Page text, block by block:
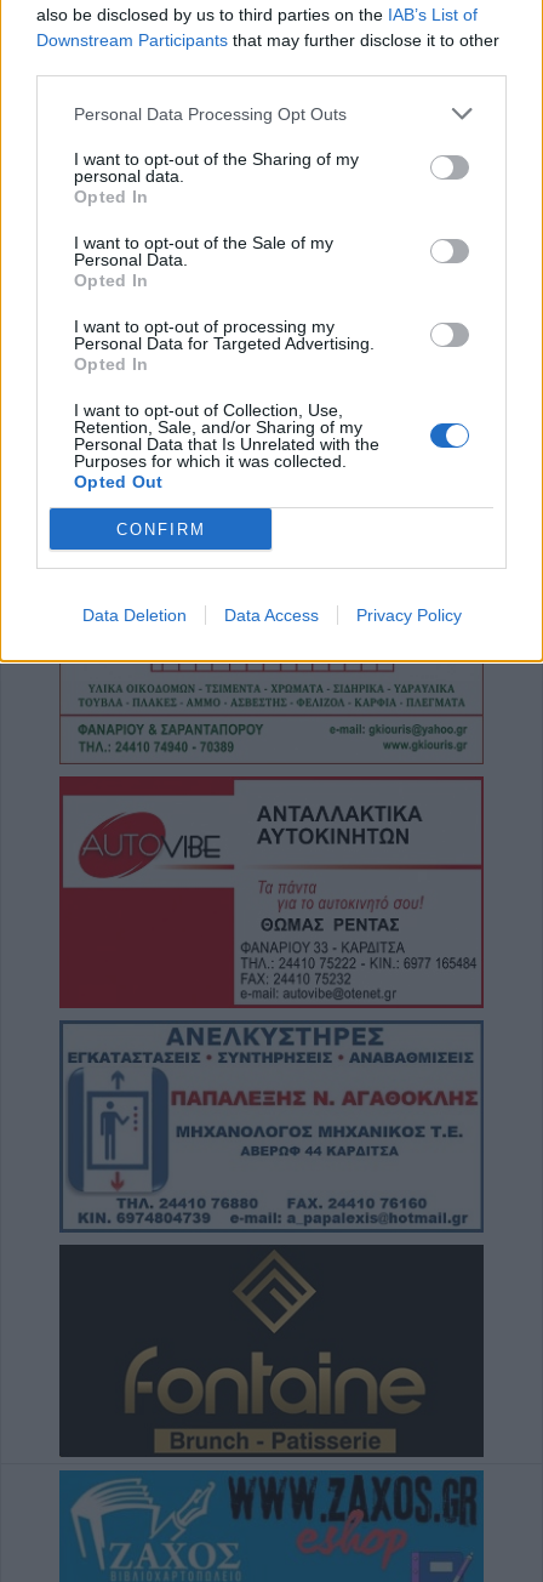
also be disclosed by us to third parties on the IAB’s List of
Downstream Participants that may further disclose it to other
Personal Data Processing Opt Outs
I want to opt-out of the Sharing of my
personal data.
Opted In
I want to opt-out of the Sale of my
Personal Data.
Opted In
I want to opt-out of processing my
Personal Data for Targeted Advertising.
Opted In
I want to opt-out of Collection, Use,
Retention, Sale, and/or Sharing of my
Personal Data that Is Unrelated with the
Purposes for which it was collected.
Opted Out
CONFIRM
Data Deletion Data Access Privacy Policy
10 Αυγούστου 2026, 14:14
Υπεγράφησαν δύο συμβάσεις ύψους
700.000 ευρώ για την αποκατάσταση των
10 Αυγούστου 2026, 14:09
Πανεπιστήμιο Θεσσαλίας: Έως το τέλος του
εστίες σε Βόλο και Λαμία
10 Αυγούστου 2026, 13:46
Δήμος Μουζακίου: Έκκληση στους πολίτες
για έναν καθαρό Δήμο ενόψει
Δεκαπενταύγουστου
10 Αυγούστου 2026, 13:16
Ρόδος: Έφτασαν στο αεροδρόμιο με 3.928
πακέτα λαθραία τσιγάρα στις αποσκευές
τους - Συνελήφθησαν δύο γυναίκες
10 Αυγούστου 2026, 12:56
Έρευνα: Κενά στην ασφάλεια των
καλλυντικών για τα χείλη – Τι δείχνουν δύο
10 Αυγούστου 2026, 12:37
Η κλήρωση του Πρωταθλήματος Superbet
League 2 για τη σεζόν 2026-27 στις 28
Αυγούστου
Προγραμματισμένες διακοπές
ηλεκτροδότησης την Τρίτη (11/8) στην
Άμπελο, στο Καλλίθηρο και σε ορισμένες
οδούς της πόλης της Καρδίτσας
Δήμος Μουζακίου: Εκδήλωση
ονοματοδοσίας της πλατείας Καναλίων σε
«Πλατεία 15ης Αυγούστου 1943»
10 Αυγούστου 2026, 12:10
Έλεγχοι για τη μη χρήση κράνους στη
Θεσσαλία – 11 παραβάσεις στην Καρδίτσα
10 Αυγούστου 2026, 11:58
Μεταφορά ημέρας διεξαγωγής της λαϊκής
αγοράς Σοφάδων λόγω αργίας
Παύση λόγω Δεκαπενταύγουστου στις
εργασίες της πλατείας Δικαστηρίων - Σε τι
στάδιο βρίσκονται τα έργα (+Φωτο)
10 Αυγούστου 2026, 11:31
ηλικιωμένης – Στη δικογραφία 47χρονος
10 Αυγούστου 2026, 11:24
Την Τρίτη 11 Αυγούστου η κηδεία της
Ισμήνης Μπαρούτα